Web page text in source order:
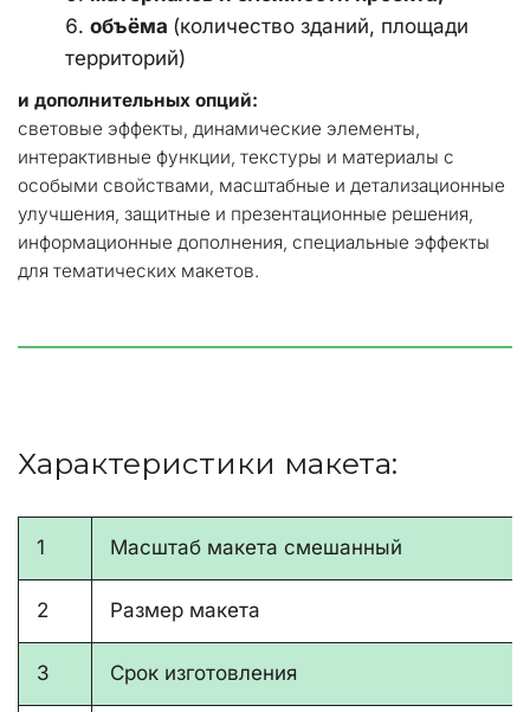
объёма (количество зданий, площади
территорий)
и дополнительных опций:
световые эффекты, динамические элементы,
интерактивные функции, текстуры и материалы с
особыми свойствами, масштабные и детализационные
улучшения, защитные и презентационные решения,
информационные дополнения, специальные эффекты
для тематических макетов.
Характеристики макета:
1 Масштаб макета смешанный
2 Размер макета
3 Срок изготовления